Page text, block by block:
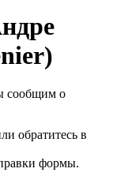
сообщим о
обратитесь в
формы.